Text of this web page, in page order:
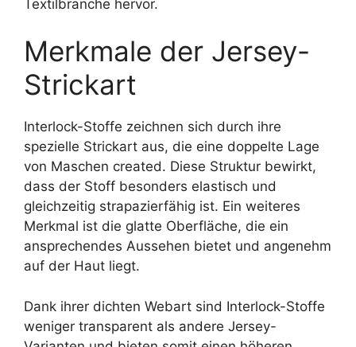
Textilbranche hervor.
Merkmale der Jersey-
Strickart
Interlock-Stoffe zeichnen sich durch ihre
spezielle Strickart aus, die eine doppelte Lage
von Maschen created. Diese Struktur bewirkt,
dass der Stoff besonders elastisch und
gleichzeitig strapazierfähig ist. Ein weiteres
Merkmal ist die glatte Oberfläche, die ein
ansprechendes Aussehen bietet und angenehm
auf der Haut liegt.
Dank ihrer dichten Webart sind Interlock-Stoffe
weniger transparent als andere Jersey-